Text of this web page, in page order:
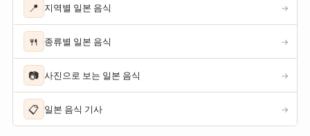
📍 지역별 일본 음식 →
🍴 종류별 일본 음식 →
📷 사진으로 보는 일본 음식 →
📋 일본 음식 기사 →